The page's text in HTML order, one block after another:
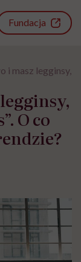
Fundacja
i masz
O co